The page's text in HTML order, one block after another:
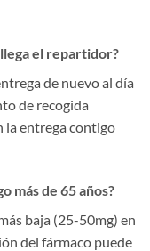
llega el repartidor?
de nuevo al día
de recogida
la entrega contigo
más de 65 años?
baja (25-50mg) en
del fármaco puede